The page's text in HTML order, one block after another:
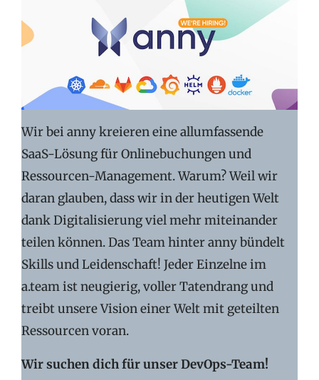
Wir bei anny kreieren eine allumfassende
SaaS-Lösung für Onlinebuchungen und
Ressourcen-Management. Warum? Weil wir
daran glauben, dass wir in der heutigen Welt
dank Digitalisierung viel mehr miteinander
teilen können. Das Team hinter anny bündelt
Skills und Leidenschaft! Jeder Einzelne im
a.team ist neugierig, voller Tatendrang und
treibt unsere Vision einer Welt mit geteilten
Ressourcen voran.
Wir suchen dich für unser DevOps-Team!